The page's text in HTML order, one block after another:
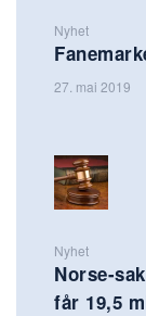
Nyhet
27. mai 2019
Nyhet
Norse-
får 19,5